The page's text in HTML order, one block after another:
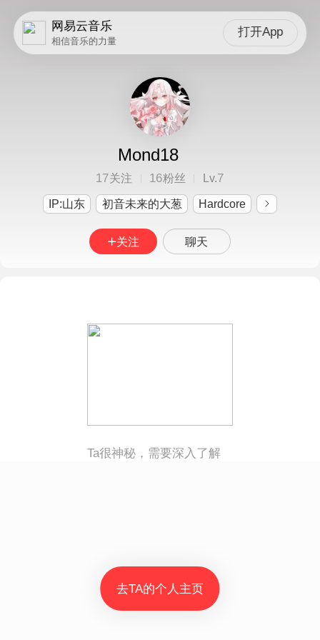
网易云音乐
相信音乐的力量
打开App
Mond18
17关注 16粉丝 Lv.7
IP:山东 初音未来的大葱 Hardcore
关注 聊天
Ta很神秘，需要深入了解
去TA的个人主页